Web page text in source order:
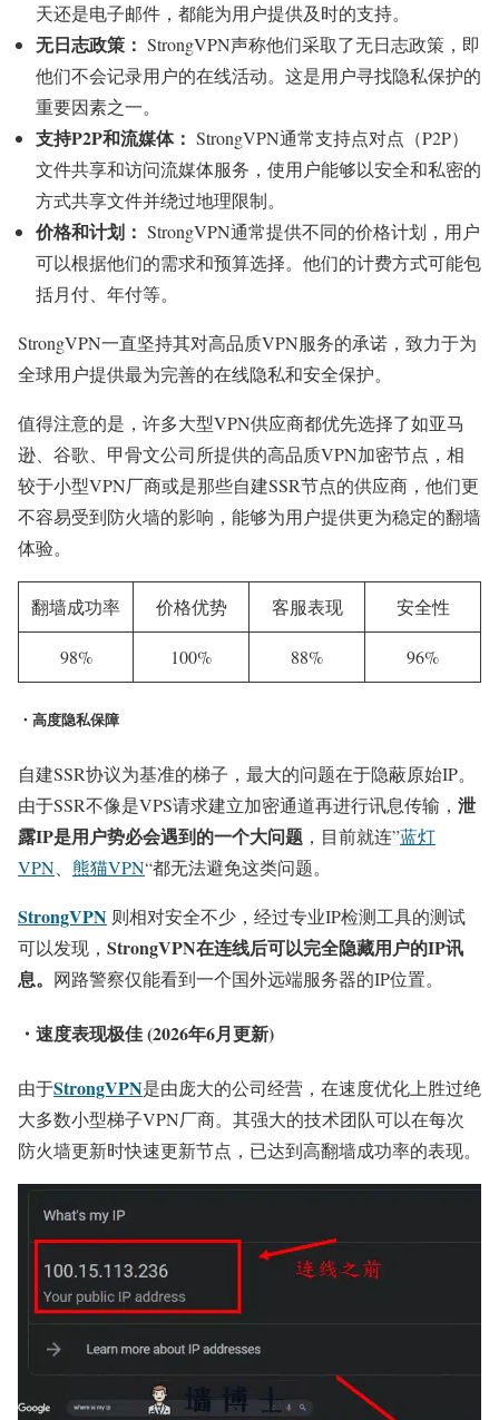
天还是电子邮件，都能为用户提供及时的支持。
无日志政策： StrongVPN声称他们采取了无日志政策，即
他们不会记录用户的在线活动。这是用户寻找隐私保护的
重要因素之一。
支持P2P和流媒体： StrongVPN通常支持点对点（P2P）
文件共享和访问流媒体服务，使用户能够以安全和私密的
方式共享文件并绕过地理限制。
价格和计划： StrongVPN通常提供不同的价格计划，用户
可以根据他们的需求和预算选择。他们的计费方式可能包
括月付、年付等。
StrongVPN一直坚持其对高品质VPN服务的承诺，致力于为
全球用户提供最为完善的在线隐私和安全保护。
值得注意的是，许多大型VPN供应商都优先选择了如亚马
逊、谷歌、甲骨文公司所提供的高品质VPN加密节点，相
较于小型VPN厂商或是那些自建SSR节点的供应商，他们更
不容易受到防火墙的影响，能够为用户提供更为稳定的翻墙
体验。
翻墙成功率 价格优势 客服表现 安全性
98% 100% 88% 96%
・高度隐私保障
自建SSR协议为基准的梯子，最大的问题在于隐蔽原始IP。
由于SSR不像是VPS请求建立加密通道再进行讯息传输， 泄
露IP是用户势必会遇到的一个大问题 ，目前就连”蓝灯
VPN
熊猫VPN“都无法避免这类问题。
StrongVPN 则相对安全不少，经过专业IP检测工具的测试
可以发现， StrongVPN在连线后可以完全隐藏用户的IP讯
息。 网路警察仅能看到一个国外远端服务器的IP位置。
・速度表现极佳 (2026年6月更新)
由于StrongVPN是由庞大的公司经营，在速度优化上胜过绝
大多数小型梯子VPN厂商。其强大的技术团队可以在每次
防火墙更新时快速更新节点，已达到高翻墙成功率的表现。